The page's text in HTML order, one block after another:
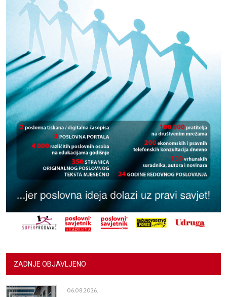
ZADNJE OBJAVLJENO
06.08.2026.